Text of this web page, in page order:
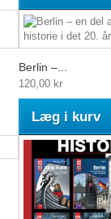
Berlin –...
120,00 kr
Læg i kurv